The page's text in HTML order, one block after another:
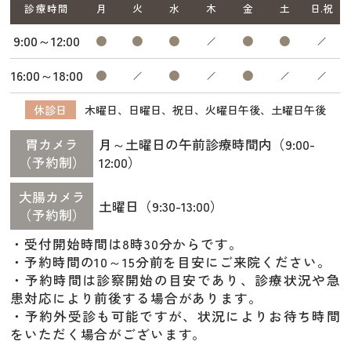
休診日 木曜日、日曜日、祝日、火曜日午後、土曜日午後
診療時間 月 火 水 木 金 土 日.祝
9:00～12:00 ／ ／
16:00～18:00 ／ ／ ／ ／
胃カメラ
（予約制）
月～土曜日の午前診療時間内（9:00-
12:00）
大腸カメラ
（予約制）
土曜日（9:30-13:00）
・受付開始時間は8時30分からです。
・予約時間の10～15分前を目安にご来院ください。
・予約時間は診察開始の目安であり、診療状況や急
患対応により前後する場合があります。
・予約外受診も可能ですが、状況によりお待ち時間
をいただく場合がございます。